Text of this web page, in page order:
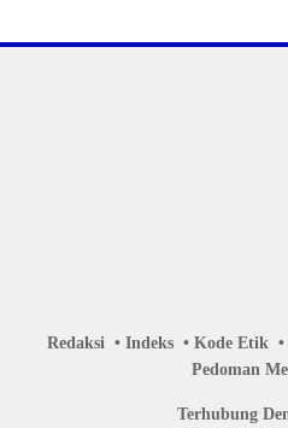
Redaksi Indeks Kode Etik
Pedoman
Terhubung